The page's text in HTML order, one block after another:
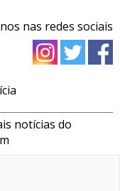
nas redes sociais
notícias do